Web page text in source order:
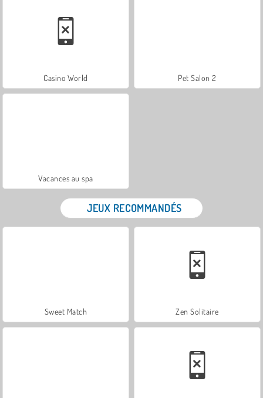
Casino World Pet Salon 2
Vacances au spa
JEUX RECOMMANDÉS
Sweet Match Zen Solitaire